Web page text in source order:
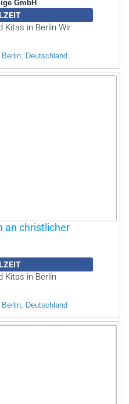
GmbH
Kitas in Berlin Wir
Berlin, Deutschland
an christlicher
Kitas in Berlin
Berlin, Deutschland